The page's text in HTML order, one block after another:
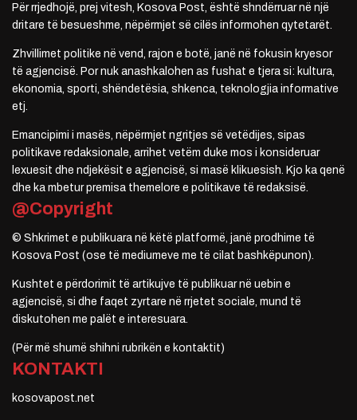
Për rrjedhojë, prej vitesh, Kosova Post, është shndërruar në një
dritare të besueshme, nëpërmjet së cilës informohen qytetarët.
Zhvillimet politike në vend, rajon e botë, janë në fokusin kryesor
të agjencisë. Por nuk anashkalohen as fushat e tjera si: kultura,
ekonomia, sporti, shëndetësia, shkenca, teknologjia informative
etj.
Emancipimi i masës, nëpërmjet ngritjes së vetëdijes, sipas
politikave redaksionale, arrihet vetëm duke mos i konsideruar
lexuesit dhe ndjekësit e agjencisë, si masë klikuesish. Kjo ka qenë
dhe ka mbetur premisa themelore e politikave të redaksisë.
@Copyright
© Shkrimet e publikuara në këtë platformë, janë prodhime të
Kosova Post (ose të mediumeve me të cilat bashkëpunon).
Kushtet e përdorimit të artikujve të publikuar në uebin e
agjencisë, si dhe faqet zyrtare në rrjetet sociale, mund të
diskutohen me palët e interesuara.
(Për më shumë shihni rubrikën e kontaktit)
KONTAKTI
kosovapost.net